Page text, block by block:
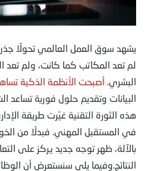
يشهد سوق العمل العالمي تحولًا
لم تعد المكاتب كما كانت، ولم تعد
البشري. أصبحت الأنظمة الذكية
البيانات وتقديم حلول فورية تساعد
هذه الثورة التقنية غيّرت طريقة
في المستقبل المهني. فبدلًا من
بالآلة، ظهر توجه جديد يركز على
النتائج.وفيما يلي سنستعرض أن